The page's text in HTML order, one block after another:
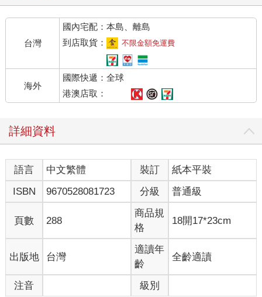
台灣
國內宅配：本島、離島
到店取貨：
不限金額免運費
海外
國際快遞：全球
港澳店取：
詳細資料
語言 中文繁體 裝訂
紙本平裝
ISBN
9670528081723 分級 普通級
頁數 288
商品規
格
18開17*23cm
出版地 台灣
適讀年
齡
全齡適讀
注音 級別